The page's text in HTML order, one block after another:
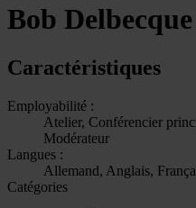
Bob Delbecque
Caractéristiques
Employabilité :
Atelier, Conférencier
Modérateur
Langues :
Allemand, Anglais,
Catégories